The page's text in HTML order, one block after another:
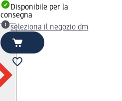
Disponibile per la
consegna
seleziona il negozio dm